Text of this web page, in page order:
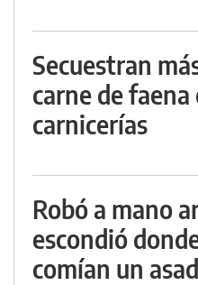
Secuestran
carne de
carnicerías
Robó a mano
escondió
comían un